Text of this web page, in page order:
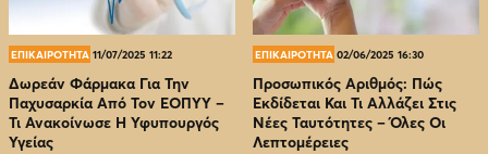
ΕΠΙΚΑΙΡΟΤΗΤΑ 11/07/2025 11:22
Δωρεάν Φάρμακα Για Την
Παχυσαρκία Από Τον EOΠΥΥ –
Τι Ανακοίνωσε Η Υφυπουργός
Υγείας
ΕΠΙΚΑΙΡΟΤΗΤΑ 02/06/2025 16:30
Προσωπικός Αριθμός: Πώς
Εκδίδεται Και Τι Αλλάζει Στις
Νέες Ταυτότητες – Όλες Οι
Λεπτομέρειες